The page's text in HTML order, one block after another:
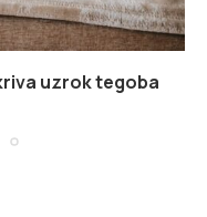
uzrok tegoba